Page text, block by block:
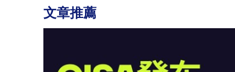
文章推薦